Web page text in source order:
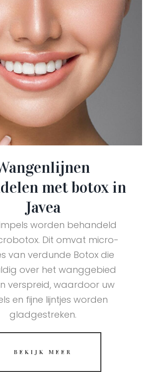
met botox in
Javea
worden behandeld
Dit omvat micro-
van verdunde Botox die
over het wanggebied
verspreid, waardoor uw
en fijne lijntjes worden
gladgestreken.
BEKIJK MEER